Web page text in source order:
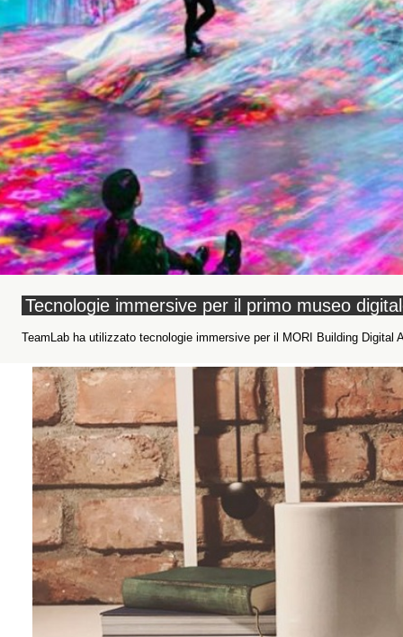
Tecnologie immersive per il primo museo
TeamLab ha utilizzato tecnologie immersive per il MORI Building